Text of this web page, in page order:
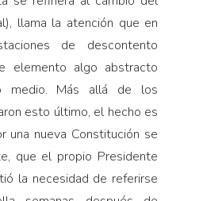
llama la atención que en
de descontento
elemento algo abstracto
medio. Más allá de los
esto último, el hecho es
una nueva Constitución se
que el propio Presidente
la necesidad de referirse